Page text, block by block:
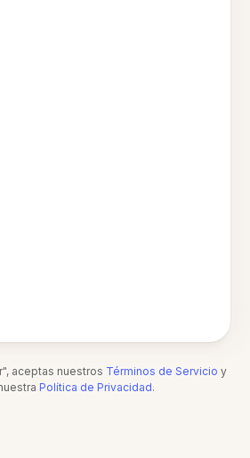
aceptas nuestros Términos de Servicio y
Política de Privacidad.